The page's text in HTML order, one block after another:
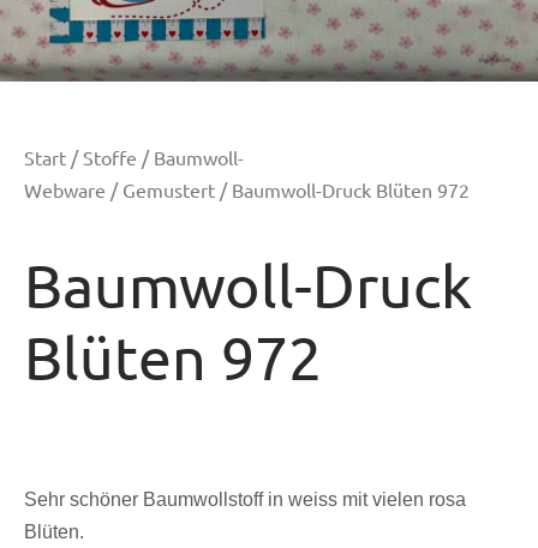
Start / Stoffe / Baumwoll-
Webware / Gemustert / Baumwoll-Druck Blüten 972
Baumwoll-Druck
Blüten 972
Sehr schöner Baumwollstoff in weiss mit vielen rosa
Blüten.